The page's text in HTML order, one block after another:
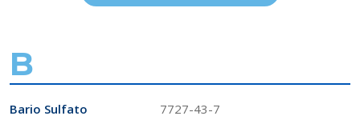
B
Bario Sulfato 7727-43-7